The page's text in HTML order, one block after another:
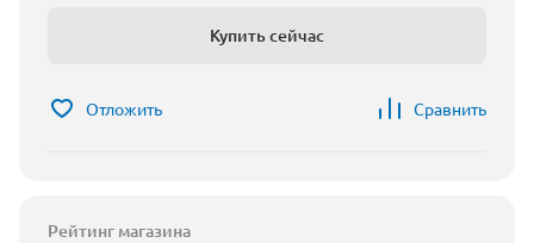
Купить сейчас
Отложить Сравнить
Рейтинг магазина